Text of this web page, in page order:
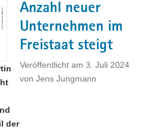
Anzahl neuer
Unternehmen im
Freistaat steigt
Veröffentlicht am 3. Juli 2024
von Jens Jungmann
der